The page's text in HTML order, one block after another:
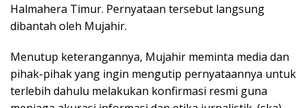
Halmahera Timur. Pernyataan tersebut langsung
dibantah oleh Mujahir.
Menutup keterangannya, Mujahir meminta media dan
pihak-pihak yang ingin mengutip pernyataannya untuk
terlebih dahulu melakukan konfirmasi resmi guna